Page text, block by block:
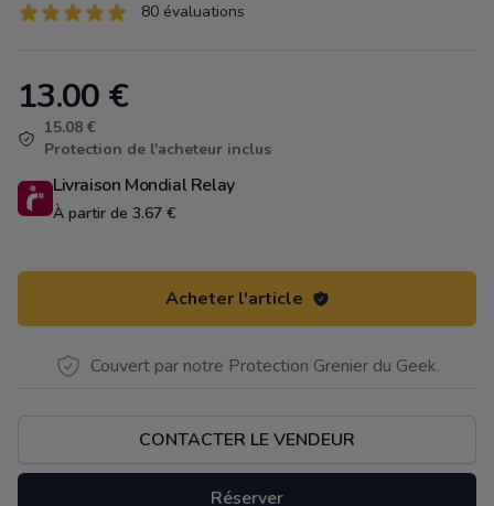
Évaluations
80 sur 5 étoiles 80 évaluations
Product information
13.00 €
15.08 €
Protection de l'acheteur inclus
Livraison Mondial Relay
À partir de 3.67 €
Acheter l'article
Couvert par notre Protection Grenier du Geek.
CONTACTER LE VENDEUR
Réserver